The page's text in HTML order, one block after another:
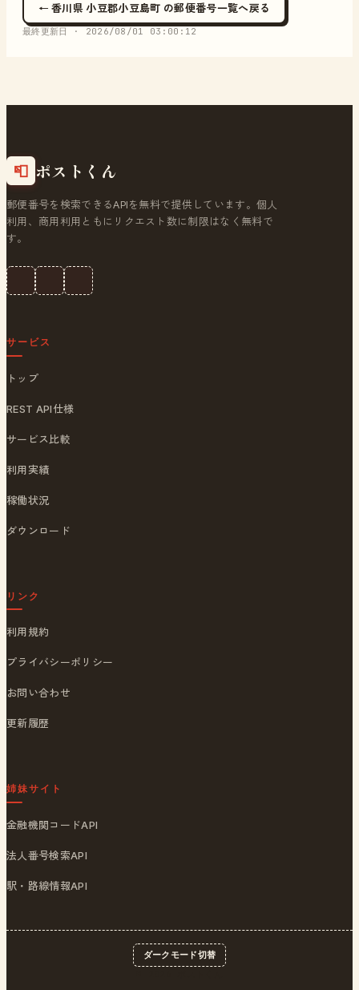
← 香川県 小豆郡小豆島町 の郵便番号一覧へ戻る
最終更新日 · 2026/08/01 03:00:12
📮 ポストくん
郵便番号を検索できるAPIを無料で提供しています。個人
利用、商用利用ともにリクエスト数に制限はなく無料で
す。
サービス
トップ
REST API仕様
サービス比較
利用実績
稼働状況
ダウンロード
リンク
利用規約
プライバシーポリシー
お問い合わせ
更新履歴
姉妹サイト
金融機関コードAPI
法人番号検索API
駅・路線情報API
ダークモード切替